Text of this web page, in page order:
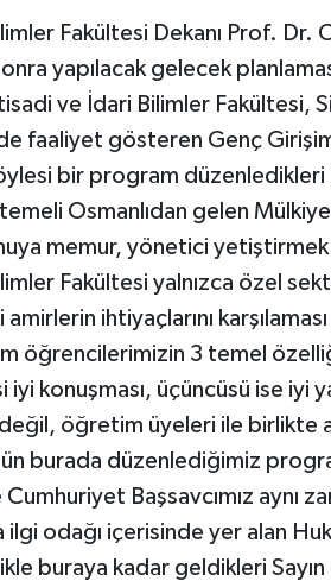
Fakültesi Dekanı Prof.
yapılacak gelecek
ve İdari Bilimler Fakültesi,
faaliyet gösteren Genç
bir program
Osmanlıdan gelen
memur, yönetici
Fakültesi yalnızca özel
ihtiyaçlarını
öğrencilerimizin 3 temel
konuşması, üçüncüsü ise iyi
değil, öğretim üyeleri ile birlikte
burada düzenlediğimiz
Cumhuriyet Başsavcımız aynı
ilgi odağı içerisinde yer alan
buraya kadar geldikleri Sayın